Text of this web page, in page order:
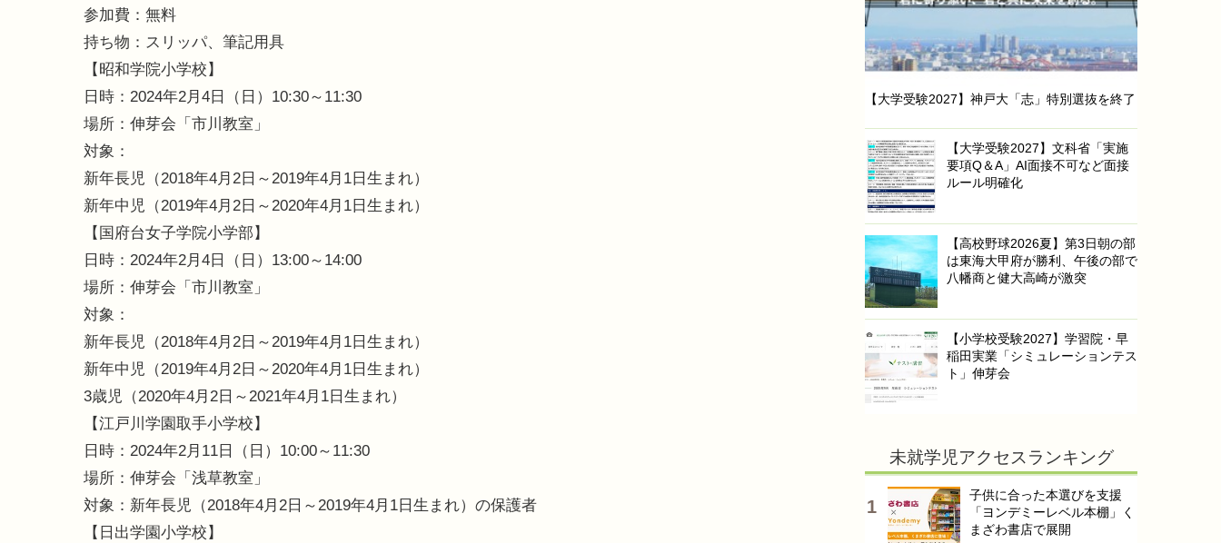
参加費：無料
持ち物：スリッパ、筆記用具
【昭和学院小学校】
日時：2024年2月4日（日）10:30～11:30
場所：伸芽会「市川教室」
対象：
新年長児（2018年4月2日～2019年4月1日生まれ）
新年中児（2019年4月2日～2020年4月1日生まれ）
【国府台女子学院小学部】
日時：2024年2月4日（日）13:00～14:00
場所：伸芽会「市川教室」
対象：
新年長児（2018年4月2日～2019年4月1日生まれ）
新年中児（2019年4月2日～2020年4月1日生まれ）
3歳児（2020年4月2日～2021年4月1日生まれ）
【江戸川学園取手小学校】
日時：2024年2月11日（日）10:00～11:30
場所：伸芽会「浅草教室」
対象：新年長児（2018年4月2日～2019年4月1日生まれ）の保護者
【日出学園小学校】
【大学受験2027】神戸大「志」特別選抜を終了
【大学受験2027】文科省「実施
要項Q＆A」AI面接不可など面接
ルール明確化
【高校野球2026夏】第3日朝の部
は東海大甲府が勝利、午後の部で
八幡商と健大高崎が激突
【小学校受験2027】学習院・早
稲田実業「シミュレーションテス
ト」伸芽会
未就学児アクセスランキング
子供に合った本選びを支援
「ヨンデミーレベル本棚」く
まざわ書店で展開